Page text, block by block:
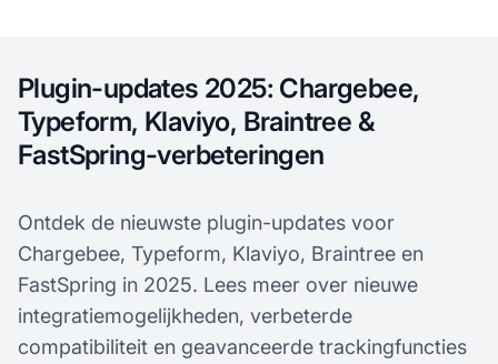
Plugin-updates 2025: Chargebee,
Typeform, Klaviyo, Braintree &
FastSpring-verbeteringen
Ontdek de nieuwste plugin-updates voor
Chargebee, Typeform, Klaviyo, Braintree en
FastSpring in 2025. Lees meer over nieuwe
integratiemogelijkheden, verbeterde
compatibiliteit en geavanceerde trackingfuncties